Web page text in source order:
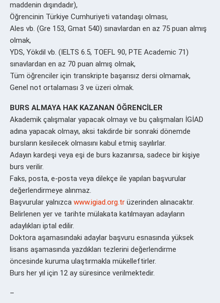
maddenin dışındadır),
Öğrencinin Türkiye Cumhuriyeti vatandaşı olması,
Ales vb. (Gre 153, Gmat 540) sınavlardan en az 75 puan almış
olmak,
YDS, Yökdil vb. (IELTS 6.5, TOEFL 90, PTE Academic 71)
sınavlardan en az 70 puan almış olmak,
Tüm öğrenciler için transkripte başarısız dersi olmamak,
Genel not ortalaması 3 ve üzeri olmak.
BURS ALMAYA HAK KAZANAN ÖĞRENCİLER
Akademik çalışmalar yapacak olmayı ve bu çalışmaları İGİAD
adına yapacak olmayı, aksi takdirde bir sonraki dönemde
bursların kesilecek olmasını kabul etmiş sayılırlar.
Adayın kardeşi veya eşi de burs kazanırsa, sadece bir kişiye
burs verilir.
Faks, posta, e-posta veya dilekçe ile yapılan başvurular
değerlendirmeye alınmaz.
Başvurular yalnızca www.igiad.org.tr üzerinden alınacaktır.
Belirlenen yer ve tarihte mülakata katılmayan adayların
adaylıkları iptal edilir.
Doktora aşamasındaki adaylar başvuru esnasında yüksek
lisans aşamasında yazdıkları tezlerini değerlendirme
öncesinde kuruma ulaştırmakla mükelleftirler.
Burs her yıl için 12 ay süresince verilmektedir.
–